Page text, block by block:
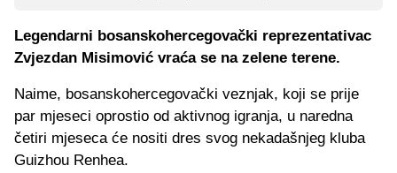
Legendarni bosanskohercegovački reprezentativac
Zvjezdan Misimović vraća se na zelene terene.
Naime, bosanskohercegovački veznjak, koji se prije
par mjeseci oprostio od aktivnog igranja, u naredna
četiri mjeseca će nositi dres svog nekadašnjeg kluba
Guizhou Renhea.